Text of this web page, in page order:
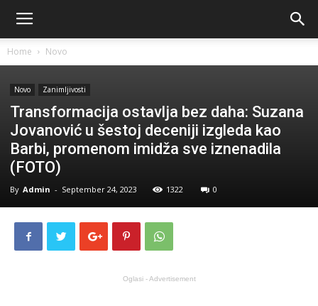
Home Novo
Novo Zanimljivosti
Transformacija ostavlja bez daha: Suzana
Jovanović u šestoj deceniji izgleda kao
Barbi, promenom imidža sve iznenadila
(FOTO)
By Admin - September 24, 2023 1322 0
Oglasi - Advertisement